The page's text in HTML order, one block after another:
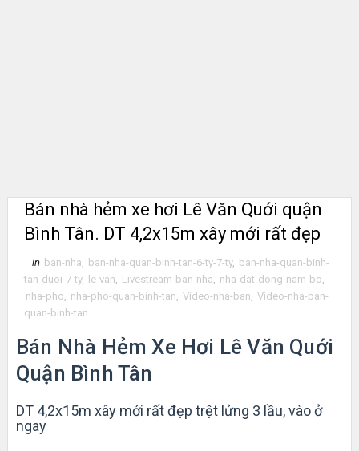
Bán nhà hẻm xe hơi Lê Văn Quới quận
Bình Tân. DT 4,2x15m xây mới rất đẹp
in ban-nha, ban-nha-quan-binh-tan-6-ty-7-ty, ban-nha-quan-binh-
tan-duoi-7-ty, le-van, Livestream-ban-nha, nha-dat-dong-nam-bo,
nha-pho, nha-pho-quan-binh-tan, Video-nha-ban, Video-nha-ban-
quan-binh-tan
Bán Nhà Hẻm Xe Hơi Lê Văn Quới
Quận Bình Tân
DT 4,2x15m xây mới rất đẹp trệt lửng 3 lầu, vào ở
ngay